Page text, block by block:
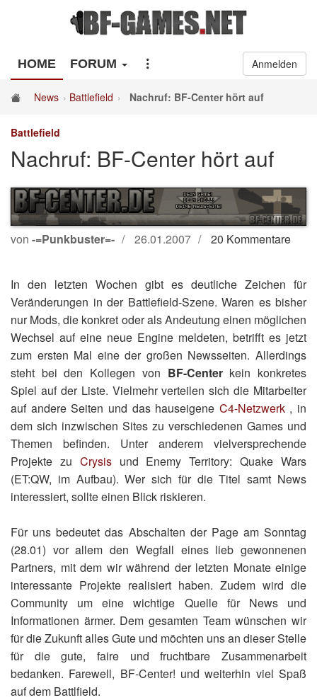
HOME FORUM Anmelden
News Battlefield Nachruf: BF-Center hört auf
Battlefield
Nachruf: BF-Center hört auf
von -=Punkbuster=- 26.01.2007 20 Kommentare
In den letzten Wochen gibt es deutliche Zeichen für
Veränderungen in der Battlefield-Szene. Waren es bisher
nur Mods, die konkret oder als Andeutung einen möglichen
Wechsel auf eine neue Engine meldeten, betrifft es jetzt
zum ersten Mal eine der großen Newsseiten. Allerdings
steht bei den Kollegen von BF-Centerkein konkretes
Spiel auf der Liste. Vielmehr verteilen sich die Mitarbeiter
auf andere Seiten und das hauseigene C4-Netzwerk, in
dem sich inzwischen Sites zu verschiedenen Games und
Themen befinden. Unter anderem vielversprechende
Projekte zu Crysisund Enemy Territory: Quake Wars
(ET:QW, im Aufbau). Wer sich für die Titel samt News
interessiert, sollte einen Blick riskieren.
Für uns bedeutet das Abschalten der Page am Sonntag
(28.01) vor allem den Wegfall eines lieb gewonnenen
Partners, mit dem wir während der letzten Monate einige
interessante Projekte realisiert haben. Zudem wird die
Community um eine wichtige Quelle für News und
Informationen ärmer. Dem gesamten Team wünschen wir
für die Zukunft alles Gute und möchten uns an dieser Stelle
für die gute, faire und fruchtbare Zusammenarbeit
bedanken. Farewell, BF-Center! und weiterhin viel Spaß
auf dem Battlfield.